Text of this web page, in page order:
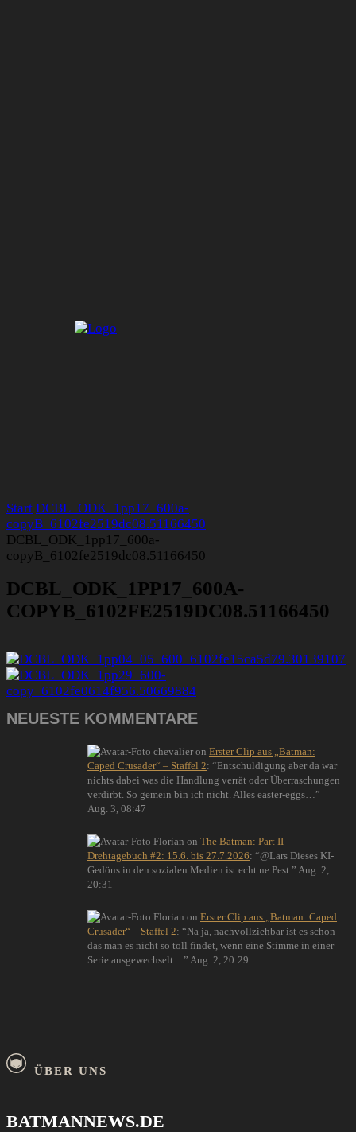
Start DCBL_ODK_1pp17_600a-
copyB_6102fe2519dc08.51166450
DCBL_ODK_1pp17_600a-
copyB_6102fe2519dc08.51166450
DCBL_ODK_1PP17_600A-
COPYB_6102FE2519DC08.51166450
NEUESTE KOMMENTARE
chevalier on Erster Clip aus „Batman:
Caped Crusader“ – Staffel 2: “Entschuldigung aber da war
nichts dabei was die Handlung verrät oder Überraschungen
verdirbt. So gemein bin ich nicht. Alles easter-eggs… ”
Aug. 3, 08:47
Florian on The Batman: Part II –
Drehtagebuch #2: 15.6. bis 27.7.2026: “@Lars Dieses KI-
Gedöns in den sozialen Medien ist echt ne Pest. ” Aug. 2,
20:31
Florian on Erster Clip aus „Batman: Caped
Crusader“ – Staffel 2: “Na ja, nachvollziehbar ist es schon
das man es nicht so toll findet, wenn eine Stimme in einer
Serie ausgewechselt… ” Aug. 2, 20:29
ÜBER UNS
BATMANNEWS.DE